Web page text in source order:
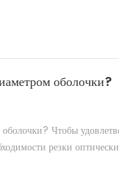
оболочки?
Чтобы
резки